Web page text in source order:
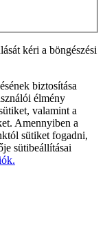
kéri a böngészési
biztosítása
élmény
valamint a
Amennyiben a
sütiket fogadni,
sütibeállításai